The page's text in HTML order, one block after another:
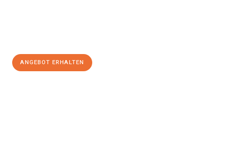
ANGEBOT ERHALTEN